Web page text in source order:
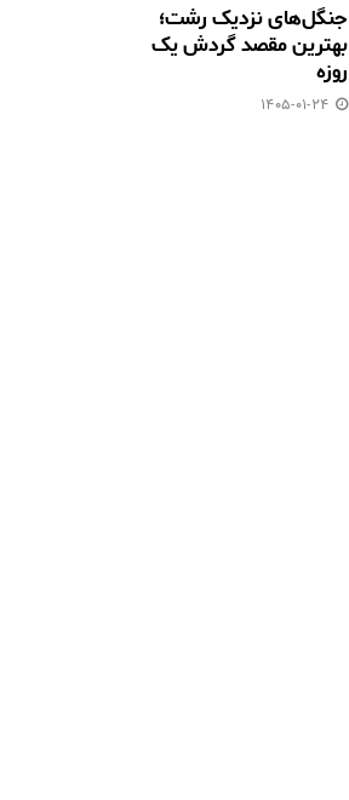
جنگل‌های نزدیک رشت؛
بهترین مقصد گردش یک
روزه
1405-01-24